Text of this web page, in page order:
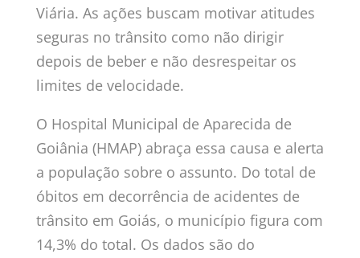
Viária. As ações buscam motivar atitudes
seguras no trânsito como não dirigir
depois de beber e não desrespeitar os
limites de velocidade.
O Hospital Municipal de Aparecida de
Goiânia (HMAP) abraça essa causa e alerta
a população sobre o assunto. Do total de
óbitos em decorrência de acidentes de
trânsito em Goiás, o município figura com
14,3% do total. Os dados são do